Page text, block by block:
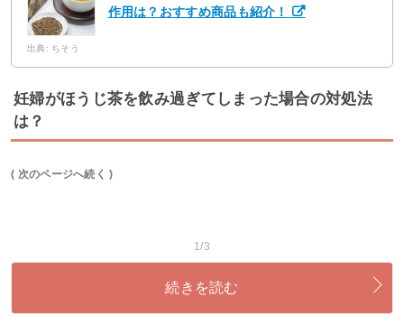
作用は？おすすめ商品も紹介！
出典: ちそう
妊婦がほうじ茶を飲み過ぎてしまった場合の対処法
は？
( 次のページへ続く )
1/3
続きを読む